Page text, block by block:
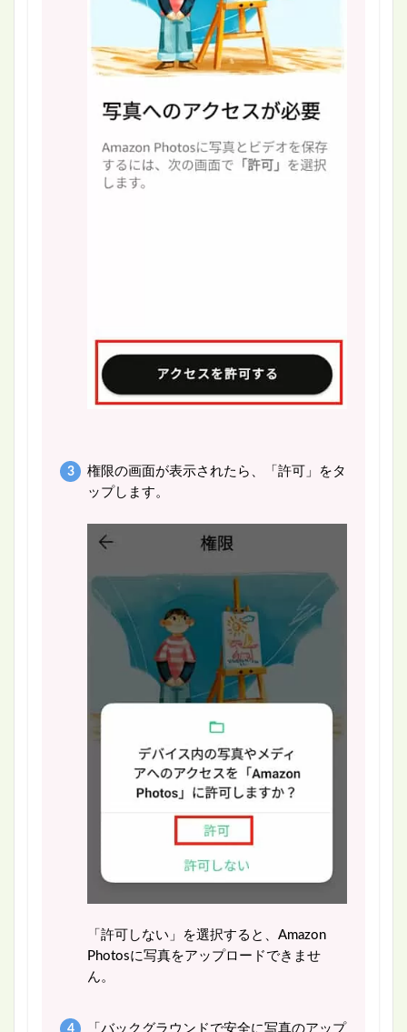
権限の画面が表示されたら、「許可」をタ
ップします。
「許可しない」を選択すると、Amazon
Photosに写真をアップロードできませ
ん。
「バックグラウンドで安全に写真のアップ